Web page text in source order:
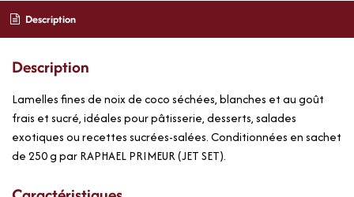
Description
Description
Lamelles fines de noix de coco séchées, blanches et au goût
frais et sucré, idéales pour pâtisserie, desserts, salades
exotiques ou recettes sucrées-salées. Conditionnées en sachet
de 250 g par RAPHAEL PRIMEUR (JET SET).